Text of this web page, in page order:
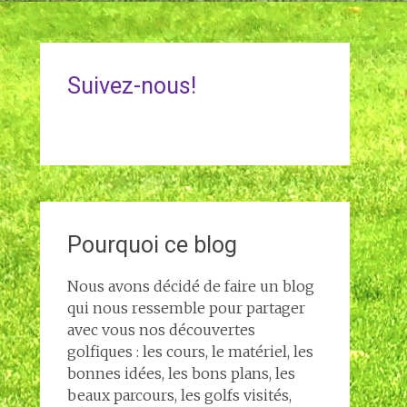
Suivez-nous!
Pourquoi ce blog
Nous avons décidé de faire un blog
qui nous ressemble pour partager
avec vous nos découvertes
golfiques : les cours, le matériel, les
bonnes idées, les bons plans, les
beaux parcours, les golfs visités,